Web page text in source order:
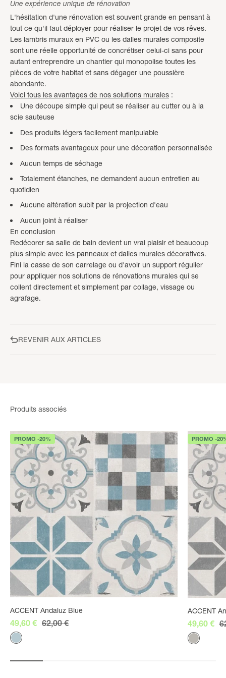
Une expérience unique de rénovation
L'hésitation d'une rénovation est souvent grande en pensant à
tout ce qu'il faut déployer pour réaliser le projet de vos rêves.
Les lambris muraux en PVC ou les dalles murales composite
sont une réelle opportunité de concrétiser celui-ci sans pour
autant entreprendre un chantier qui monopolise toutes les
pièces de votre habitat et sans dégager une poussière
abondante.
Voici tous les avantages de nos solutions murales :
Une découpe simple qui peut se réaliser au cutter ou à la
scie sauteuse
Des produits légers facilement manipulable
Des formats avantageux pour une décoration personnalisée
Aucun temps de séchage
Totalement étanches, ne demandent aucun entretien au
quotidien
Aucune altération subit par la projection d'eau
Aucun joint à réaliser
En conclusion
Redécorer sa salle de bain devient un vrai plaisir et beaucoup
plus simple avec les panneaux et dalles murales décoratives.
Fini la casse de son carrelage ou d'avoir un support régulier
pour appliquer nos solutions de rénovations murales qui se
collent directement et simplement par collage, vissage ou
agrafage.
REVENIR AUX ARTICLES
PROMO -20%
ACCENT Andaluz Blue
Prix de vente
49,60 € Prix normal
62,00 €
Couleur
Gris - bleu
PROMO -
ACCENT
Prix de
49,60 €
Couleur
Gris